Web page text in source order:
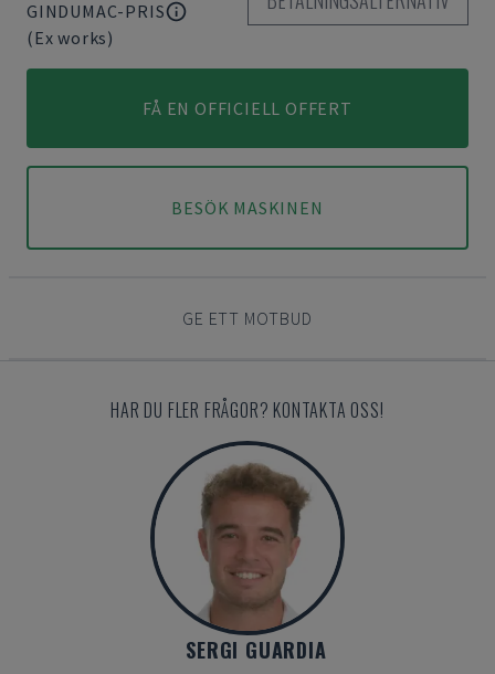
GINDUMAC-PRIS
(Ex works)
FÅ EN OFFICIELL OFFERT
BESÖK MASKINEN
GE ETT MOTBUD
HAR DU FLER FRÅGOR? KONTAKTA OSS!
SERGI GUARDIA